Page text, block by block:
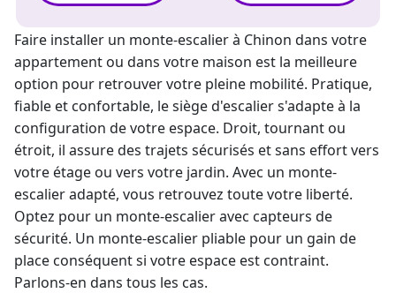
Faire installer un monte-escalierà Chinon dans votre
appartement ou dans votre maison est la meilleure
option pour retrouver votre pleine mobilité. Pratique,
fiable et confortable, le siège d'escalier s'adapte à la
configuration de votre espace. Droit, tournant ou
étroit, il assure des trajets sécurisés et sans effort vers
votre étage ou vers votre jardin. Avec un monte-
escalier adapté, vous retrouvez toute votre liberté.
Optez pour un monte-escalier avec capteurs de
sécurité. Un monte-escalier pliable pour un gain de
place conséquent si votre espace est contraint.
Parlons-en dans tous les cas.